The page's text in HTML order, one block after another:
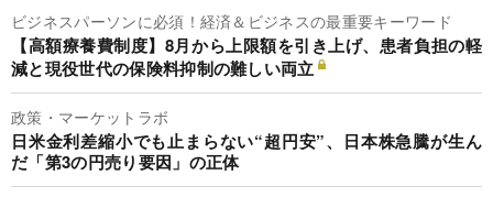
ビジネスパーソンに必須！経済＆ビジネスの最重要キーワード
【高額療養費制度】8月から上限額を引き上げ、患者負担の軽
減と現役世代の保険料抑制の難しい両立
政策・マーケットラボ
日米金利差縮小でも止まらない“超円安”、日本株急騰が生ん
だ「第3の円売り要因」の正体